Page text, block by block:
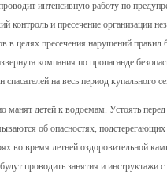
интенсивную работу по
контроль и пресечение организации
в целях пресечения нарушений
компания по пропаганде
на весь период купального
манят детей к водоемам. Устоять
об опасностях,
во время летней оздоровительной
проводить занятия и инструктажи